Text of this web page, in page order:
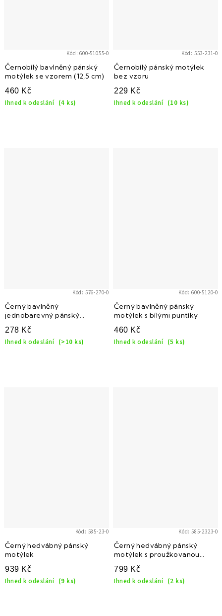
Černobílý bavlněný pánský
motýlek se vzorem (12,5 cm)
460 Kč
Ihned k odeslání (4 ks)
Kód:600-51055-0
Černobílý pánský motýlek
bez vzoru
229 Kč
Ihned k odeslání (10 ks)
Kód: 553-231-0
Černý bavlněný
jednobarevný pánský
motýlek
278 Kč
Ihned k odeslání (>10 ks)
Kód: 576-270-0
Černý bavlněný pánský
motýlek s bílými puntíky
460 Kč
Ihned k odeslání (5 ks)
Kód: 600-5120-0
Černý hedvábný pánský
motýlek
939 Kč
Ihned k odeslání (9 ks)
Kód: 585-23-0
Černý hedvábný pánský
motýlek s proužkovanou
strukturou
799 Kč
Ihned k odeslání (2 ks)
Kód: 585-2323-0